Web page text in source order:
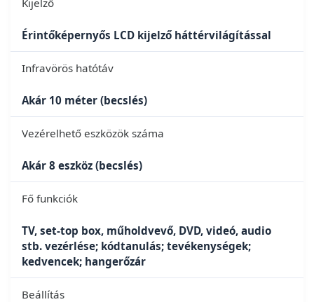
Érintőképernyős LCD kijelző háttérvilágítással
Infravörös hatótáv
Akár 10 méter (becslés)
Vezérelhető eszközök száma
Akár 8 eszköz (becslés)
Fő funkciók
TV, set-top box, műholdvevő, DVD, videó, audio
stb. vezérlése; kódtanulás; tevékenységek;
kedvencek; hangerőzár
Beállítás